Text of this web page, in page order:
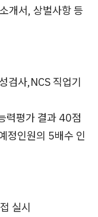
개서, 상벌사항 등
검사,NCS 직업기
력평가 결과 40점
정인원의 5배수 인
실시